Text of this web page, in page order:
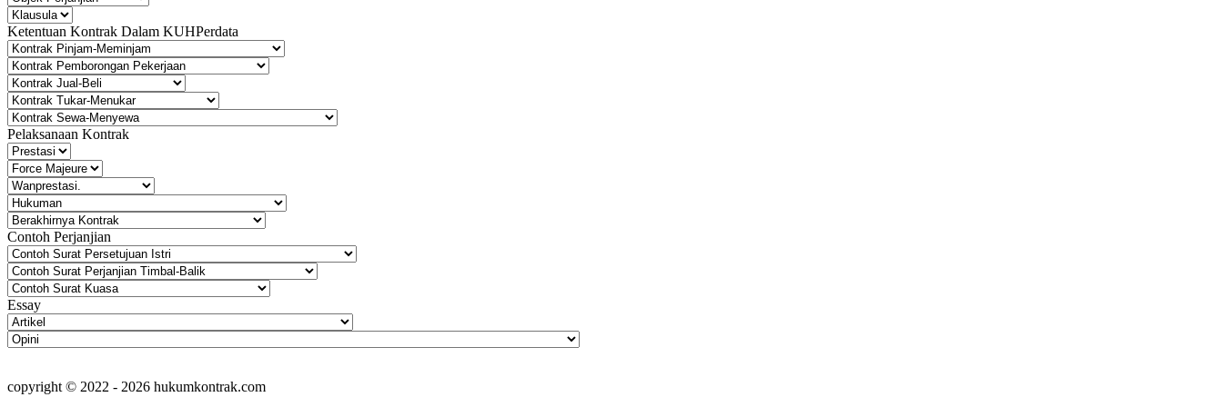
Ketentuan Kontrak Dalam KUHPerdata
Pelaksanaan Kontrak
Contoh Perjanjian
Essay
copyright © 2022 - 2026 hukumkontrak.com